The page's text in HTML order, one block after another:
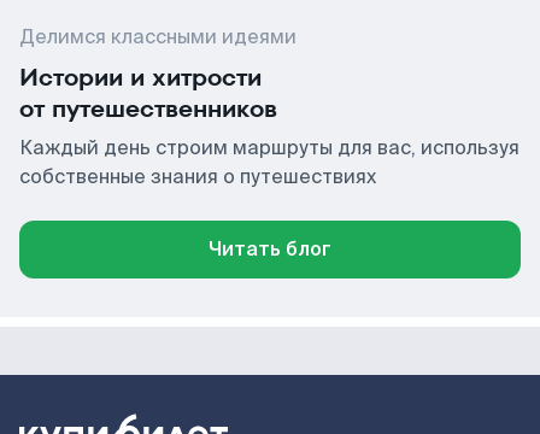
Делимся классными идеями
Истории и хитрости
от путешественников
Каждый день строим маршруты для вас, используя
собственные знания о путешествиях
Читать блог